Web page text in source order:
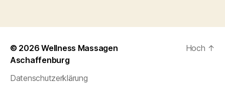
© 2026Wellness Massagen
Aschaffenburg
Datenschutzerklärung
Hoch ↑